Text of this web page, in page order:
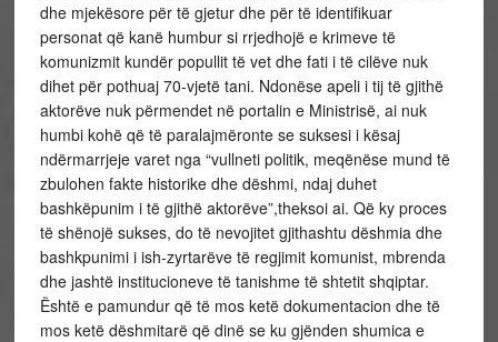
dhe mjekësore për të gjetur dhe për të identifikuar
personat që kanë humbur si rrjedhojë e krimeve të
komunizmit kundër popullit të vet dhe fati i të cilëve nuk
dihet për pothuaj 70-vjetë tani. Ndonëse apeli i tij të gjithë
aktorëve nuk përmendet në portalin e Ministrisë, ai nuk
humbi kohë që të paralajmëronte se suksesi i kësaj
ndërmarrjeje varet nga “vullneti politik, meqënëse mund të
zbulohen fakte historike dhe dëshmi, ndaj duhet
bashkëpunim i të gjithë aktorëve”,theksoi ai. Që ky proces
të shënojë sukses, do të nevojitet gjithashtu dëshmia dhe
bashkpunimi i ish-zyrtarëve të regjimit komunist, mbrenda
dhe jashtë institucioneve të tanishme të shtetit shqiptar.
Është e pamundur që të mos ketë dokumentacion dhe të
mos ketë dëshmitarë që dinë se ku gjënden shumica e